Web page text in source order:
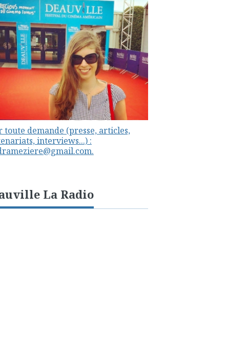
toute demande (presse, articles,
interviews...) :
La Radio